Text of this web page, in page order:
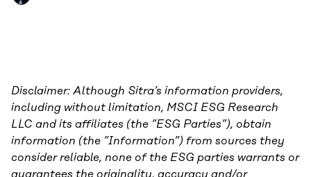
Disclaimer: Although Sitra’s information providers,
including without limitation, MSCI ESG Research
LLC and its affiliates (the ”ESG Parties”), obtain
information (the ”Information”) from sources they
consider reliable, none of the ESG parties warrants or
guarantees the originality, accuracy and/or